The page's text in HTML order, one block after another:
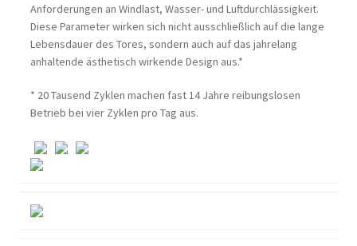
Anforderungen an Windlast, Wasser- und Luftdurchlässigkeit.
Diese Parameter wirken sich nicht ausschließlich auf die lange
Lebensdauer des Tores, sondern auch auf das jahrelang
anhaltende ästhetisch wirkende Design aus.*
* 20 Tausend Zyklen machen fast 14 Jahre reibungslosen
Betrieb bei vier Zyklen pro Tag aus.